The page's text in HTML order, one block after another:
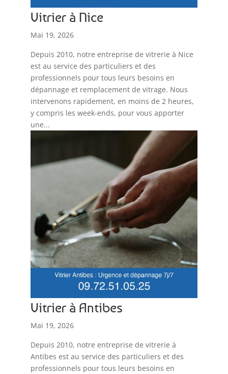
Vitrier à Nice
Mai 19, 2026
Depuis 2010, notre entreprise de vitrerie à Nice
est au service des particuliers et des
professionnels pour tous leurs besoins en
dépannage et remplacement de vitrage. Nous
intervenons rapidement, en moins de 2 heures,
y compris les week-ends, pour vous apporter
une...
Vitrier à Antibes
Mai 19, 2026
Depuis 2010, notre entreprise de vitrerie à
Antibes est au service des particuliers et des
professionnels pour tous leurs besoins en